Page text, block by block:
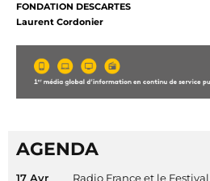
FONDATION DESCARTES
Laurent Cordonier
AGENDA
17 Avr Radio France et le